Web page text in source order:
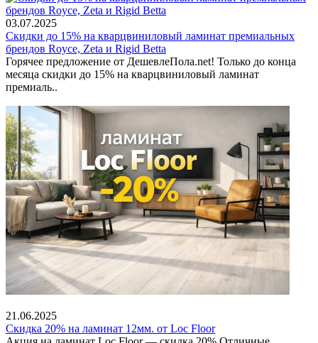
03.07.2025
Скидки до 15% на кварцвиниловый ламинат премиальных
брендов Royce, Zeta и Rigid Betta
Горячее предложение от ДешевлеПола.net! Только до конца
месяца скидки до 15% на кварцвиниловый ламинат
премиаль..
21.06.2025
Скидка 20% на ламинат 12мм. от Loc Floor